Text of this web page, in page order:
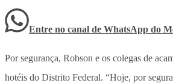
Entre no canal de WhatsApp do
Por segurança, Robson e os colegas de
hotéis do Distrito Federal. “Hoje, por